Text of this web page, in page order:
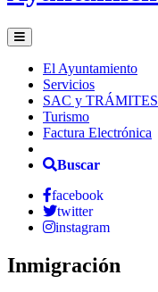
El Ayuntamiento
Servicios
SAC y TRÁMITES
Turismo
Factura Electrónica
Buscar
facebook
twitter
instagram
Inmigración